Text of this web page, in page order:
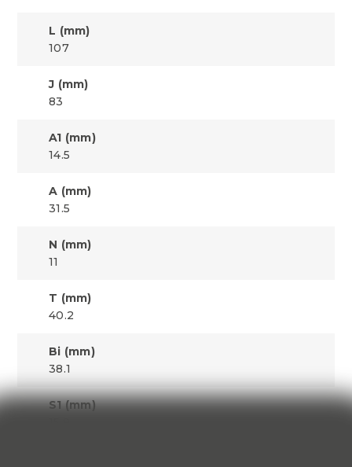
L (mm)
107
J (mm)
83
A1 (mm)
14.5
A (mm)
31.5
N (mm)
11
T (mm)
40.2
Bi (mm)
38.1
S1 (mm)